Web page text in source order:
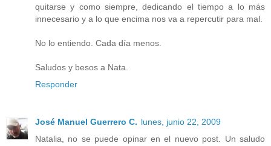
quitarse y como siempre, dedicando el tiempo a lo más
innecesario y a lo que encima nos va a repercutir para mal.
No lo entiendo. Cada día menos.
Saludos y besos a Nata.
Responder
José Manuel Guerrero C. lunes, junio 22, 2009
Natalia, no se puede opinar en el nuevo post. Un saludo